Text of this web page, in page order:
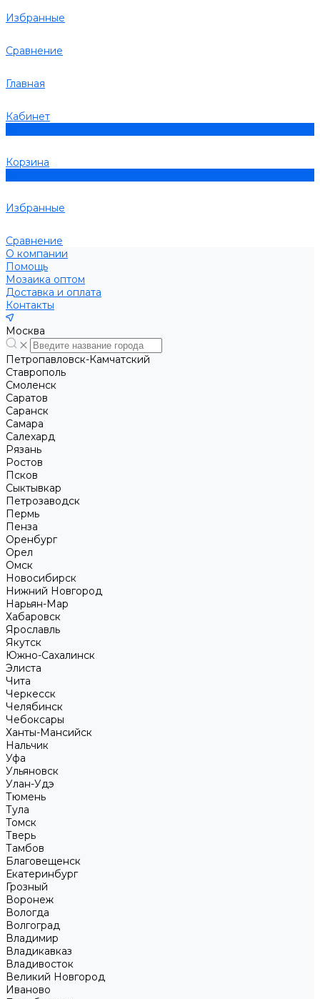
Избранные
Сравнение
Главная
Кабинет
Корзина
Избранные
Сравнение
О компании
Помощь
Мозаика оптом
Доставка и оплата
Контакты
Москва
Петропавловск-Камчатский
Ставрополь
Смоленск
Саратов
Саранск
Самара
Салехард
Рязань
Ростов
Псков
Сыктывкар
Петрозаводск
Пермь
Пенза
Оренбург
Орел
Омск
Новосибирск
Нижний Новгород
Нарьян-Мар
Хабаровск
Ярославль
Якутск
Южно-Сахалинск
Элиста
Чита
Черкесск
Челябинск
Чебоксары
Ханты-Мансийск
Нальчик
Уфа
Ульяновск
Улан-Удэ
Тюмень
Тула
Томск
Тверь
Тамбов
Благовещенск
Екатеринбург
Грозный
Воронеж
Вологда
Волгоград
Владимир
Владикавказ
Владивосток
Великий Новгород
Иваново